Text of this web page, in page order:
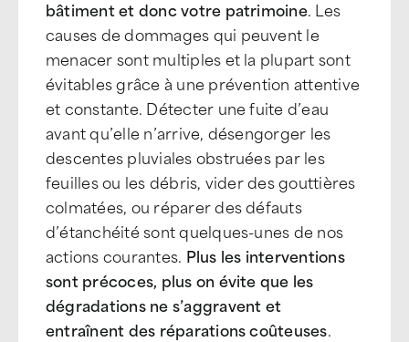
bâtiment et donc votre patrimoine. Les
causes de dommages qui peuvent le
menacer sont multiples et la plupart sont
évitables grâce à une prévention attentive
et constante. Détecter une fuite d’eau
avant qu’elle n’arrive, désengorger les
descentes pluviales obstruées par les
feuilles ou les débris, vider des gouttières
colmatées, ou réparer des défauts
d’étanchéité sont quelques-unes de nos
actions courantes. Plus les interventions
sont précoces, plus on évite que les
dégradations ne s’aggravent et
entraînent des réparations coûteuses.